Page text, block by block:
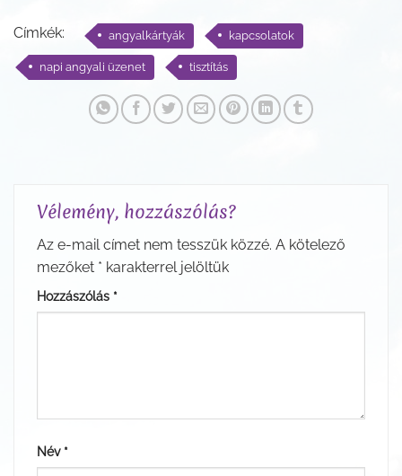
Címkék: angyalkártyák kapcsolatok
napi angyali üzenet tisztítás
Vélemény, hozzászólás?
Az e-mail címet nem tesszük közzé. A kötelező
mezőket * karakterrel jelöltük
Hozzászólás *
Név *